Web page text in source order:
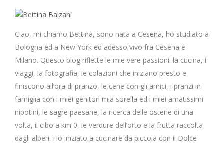
Ciao, mi chiamo Bettina, sono nata a Cesena, ho studiato a
Bologna ed a New York ed adesso vivo fra Cesena e
Milano. Questo blog riflette le mie vere passioni: la cucina, i
viaggi, la fotografia, le colazioni che iniziano presto e
finiscono all’ora di pranzo, le cene con gli amici, i pranzi in
famiglia con i miei genitori mia sorella ed i miei amatissimi
nipotini, le sagre paesane, la ricerca delle osterie di una
volta, il cibo a km 0, le verdure dell’orto e la frutta raccolta
dagli alberi. Ho iniziato a cucinare da piccola con il Dolce